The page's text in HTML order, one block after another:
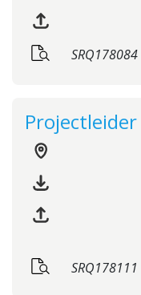
SRQ178084
Projectleider
SRQ178111